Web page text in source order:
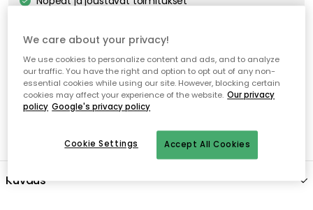
Kuvaus
We care about your privacy!
We use cookies to personalize content and ads, and to analyze
our traffic. You have the right and option to opt out of any non-
essential cookies while using our site. However, blocking certain
cookies may affect your experience of the website. Our privacy
policy Google's privacy policy
Accept All Cookies
Cookie Settings